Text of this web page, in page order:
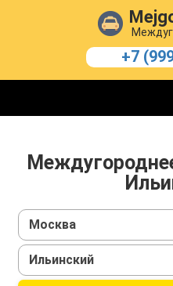
+7
Москва
Ильинский